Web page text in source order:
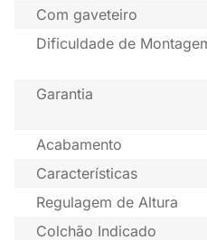
Com gaveteiro
Dificuldade de
Garantia
Acabamento
Características
Regulagem de Altura
Colchão Indicado